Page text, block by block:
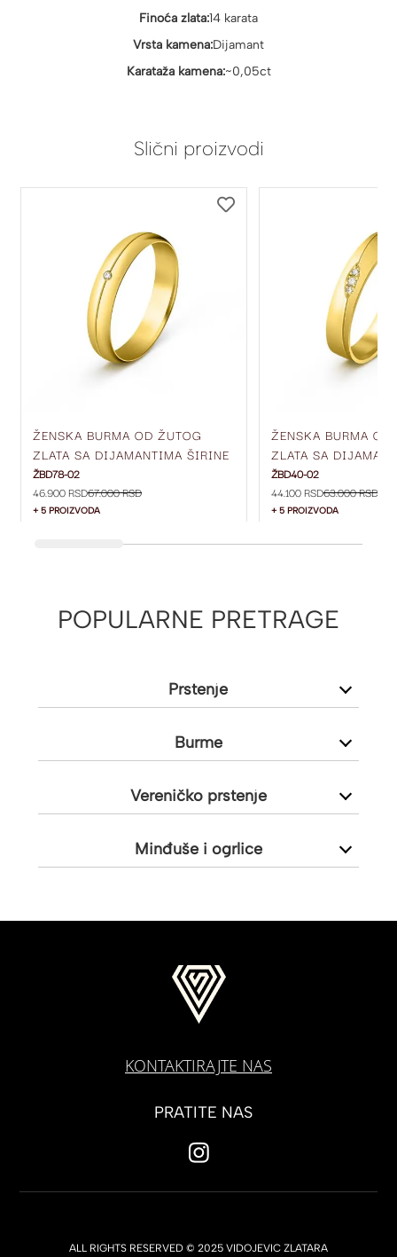
Finoća zlata:14 karata
Vrsta kamena:Dijamant
Karataža kamena:~0,05ct
Slični proizvodi
ŽENSKA BURMA OD ŽUTOG
ZLATA SA DIJAMANTIMA ŠIRINE
4 MM ŽBD78-02
ŽBD78-02
46.900 RSD67.000 RSD
+ 5 PROIZVODA
ŽENSKA BURMA OD
ZLATA SA
4 MM ŽBD40-02
ŽBD40-02
44.100 RSD63.000 RSD
+ 5 PROIZVODA
POPULARNE PRETRAGE
Prstenje
Burme
Vereničko prstenje
Minđuše i ogrlice
KONTAKTIRAJTE NAS
PRATITE NAS
ALL RIGHTS RESERVED © 2025 VIDOJEVIC ZLATARA